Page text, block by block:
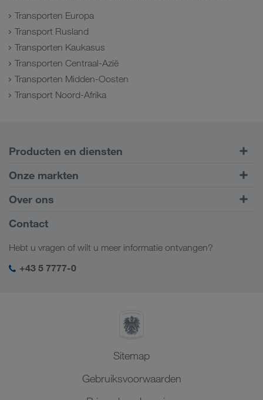
Transporten Europa
Transport Rusland
Transporten Kaukasus
Transporten Centraal-Azië
Transporten Midden-Oosten
Transport Noord-Afrika
Producten en diensten
Transport over de weg
Klantenportaal CONNECT
Digitale oplossingen
Brancheoplossingen
Onze markten
Europa
Kaukasus
Centraal-Azië
Midden-Oosten
Over ons
Bedrijfsinformatie
Sociale verantwoordelijkheid
SHEQ-management
Contact
Hebt u vragen of wilt u meer informatie ontvangen?
+43 5 7777-0
Sitemap
Gebruiksvoorwaarden